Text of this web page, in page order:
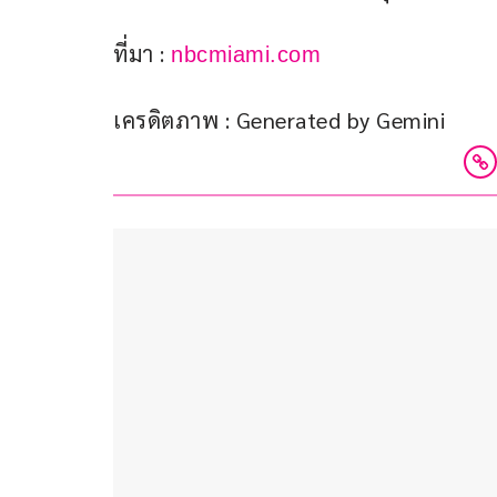
ที่มา : nbcmiami.com
เครดิตภาพ : Generated by Gemini